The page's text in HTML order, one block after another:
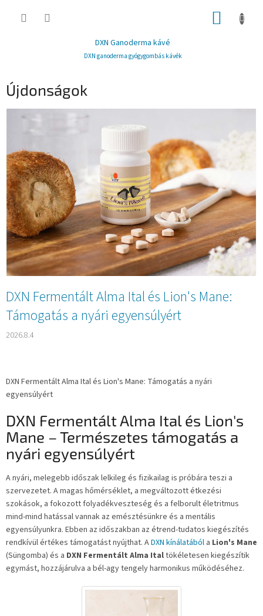
DXN Ganoderma kávé
DXN ganoderma gyógygombás kávék
KOSÁR
Újdonságok
k
e
k
l
i
s
t
á
j
a
DXN Fermentált Alma Ital és Lion's Mane:
Támogatás a nyári egyensúlyért
2026.8.4
DXN Fermentált Alma Ital és Lion's Mane: Támogatás a nyári
egyensúlyért
DXN Fermentált Alma Ital és Lion's
Mane – Természetes támogatás a
nyári egyensúlyért
A nyári, melegebb időszak lelkileg és fizikailag is próbára teszi a
szervezetet. A magas hőmérséklet, a megváltozott étkezési
szokások, a fokozott folyadékveszteség és a felborult életritmus
mind-mind hatással vannak az emésztésünkre és a mentális
egyensúlyunkra. Ebben az időszakban az étrend-tudatos kiegészítés
rendkívül értékes támogatást nyújthat. ADXN kínálatából a Lion's Mane
(Süngomba) és a DXN Fermentált Alma Italtökéletesen kiegészítik
egymást, hozzájárulva a bél-agy tengely harmonikus működéséhez.